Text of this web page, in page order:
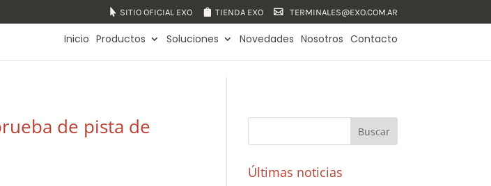
SITIO OFICIAL EXO TIENDA EXO TERMINALES@EXO.COM.AR
Inicio Productos Soluciones Novedades Nosotros Contacto
de pista de
Últimas noticias